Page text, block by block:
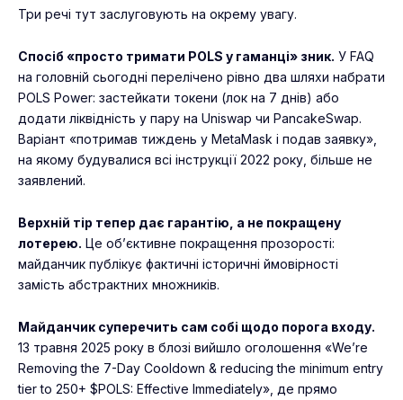
Три речі тут заслуговують на окрему увагу.
Спосіб «просто тримати POLS у гаманці» зник. У FAQ
на головній сьогодні перелічено рівно два шляхи набрати
POLS Power: застейкати токени (лок на 7 днів) або
додати ліквідність у пару на Uniswap чи PancakeSwap.
Варіант «потримав тиждень у MetaMask і подав заявку»,
на якому будувалися всі інструкції 2022 року, більше не
заявлений.
Верхній тір тепер дає гарантію, а не покращену
лотерею. Це об’єктивне покращення прозорості:
майданчик публікує фактичні історичні ймовірності
замість абстрактних множників.
Майданчик суперечить сам собі щодо порога входу.
13 травня 2025 року в блозі вийшло оголошення «We’re
Removing the 7-Day Cooldown & reducing the minimum entry
tier to 250+ $POLS: Effective Immediately», де прямо